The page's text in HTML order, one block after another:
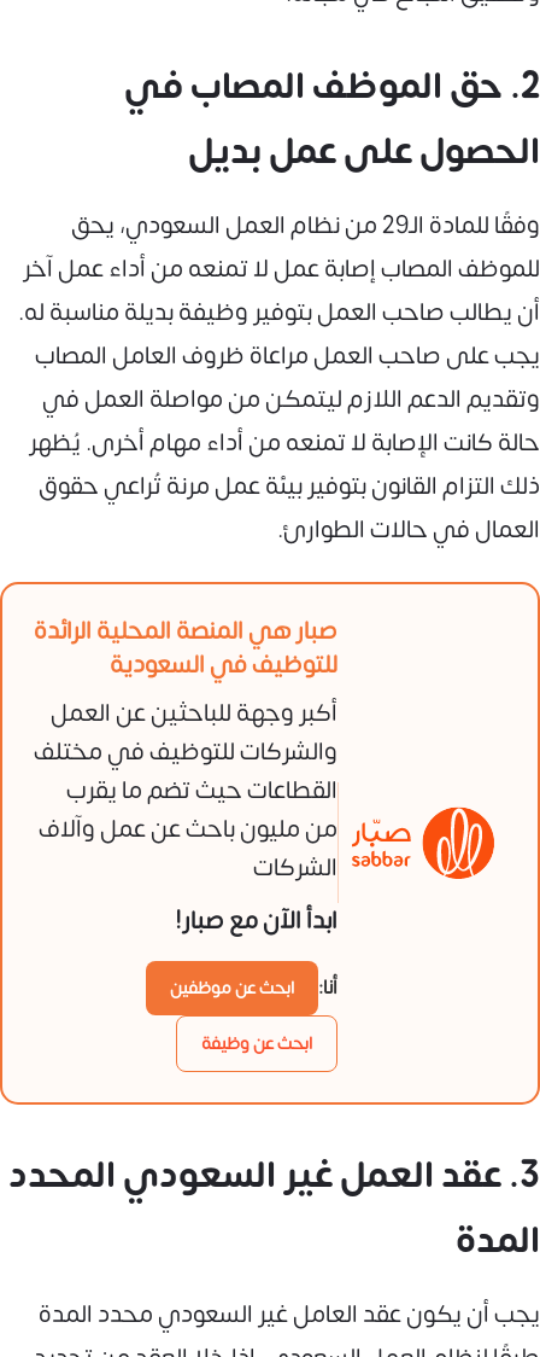
2. حق الموظف المصاب في
الحصول على عمل بديل
وفقًا للمادة الـ29 من نظام العمل السعودي، يحق
للموظف المصاب إصابة عمل لا تمنعه من أداء عمل آخر
أن يطالب صاحب العمل بتوفير وظيفة بديلة مناسبة له.
يجب على صاحب العمل مراعاة ظروف العامل المصاب
وتقديم الدعم اللازم ليتمكن من مواصلة العمل في
حالة كانت الإصابة لا تمنعه من أداء مهام أخرى. يُظهر
ذلك التزام القانون بتوفير بيئة عمل مرنة تُراعي حقوق
العمال في حالات الطوارئ.
صبار هي المنصة المحلية الرائدة
للتوظيف في السعودية
أكبر وجهة للباحثين عن العمل
والشركات للتوظيف في مختلف
القطاعات حيث تضم ما يقرب
من مليون باحث عن عمل وآلاف
الشركات
ابدأ الآن مع صبار!
أنا:
ابحث عن موظفين
ابحث عن وظيفة
3. عقد العمل غير السعودي المحدد
المدة
يجب أن يكون عقد العامل غير السعودي محدد المدة